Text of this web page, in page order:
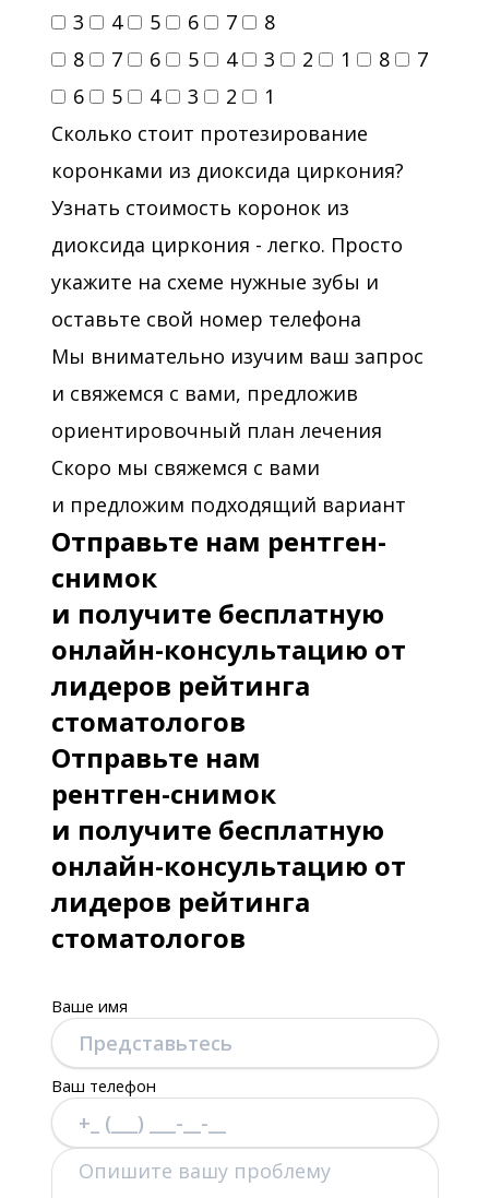
3 4 5 6 7
8
8
7 6 5 4 3 2 1 8
7
6
5 4 3 2
1
Сколько стоит протезирование
коронками из диоксида циркония?
Узнать стоимость коронок из
диоксида циркония - легко. Просто
укажите на схеме нужные зубы и
оставьте свой номер телефона
Мы внимательно изучим ваш запрос
и свяжемся с вами, предложив
ориентировочный план лечения
Скоро мы свяжемся с вами
и предложим подходящий вариант
Отправьте нам рентген-
снимок
и получите бесплатную
онлайн-консультацию от
лидеров рейтинга
стоматологов
Отправьте нам
рентген-снимок
и получите бесплатную
онлайн-консультацию от
лидеров рейтинга
стоматологов
Ваше имя
Ваш телефон